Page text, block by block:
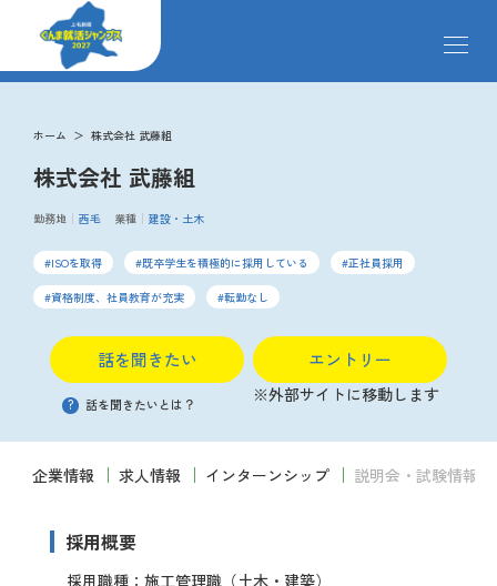
メ
求人検索
イベント
説明会
クローズアップ企業
ホーム 株式会社 武藤組
株式会社 武藤組
勤務地 西毛 業種 建設・土木
ISOを取得 既卒学生を積極的に採用している 正社員採用
資格制度、社員教育が充実 転勤なし
話を聞きたい
? 話を聞きたいとは？
エントリー
※外部サイトに移動します
企業情報 求人情報 インターンシップ 説明会・試験情報
採用概要
採用職種：施工管理職（土木・建築）